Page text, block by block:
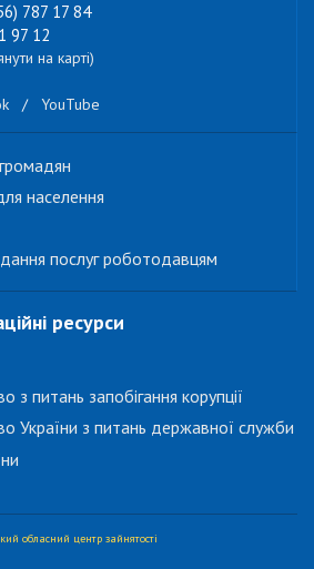
787 17 84
97 12
на карті)
/ YouTube
населення
послуг роботодавцям
ресурси
з питань запобігання корупції
України з питань державної служби
обласний центр зайнятості